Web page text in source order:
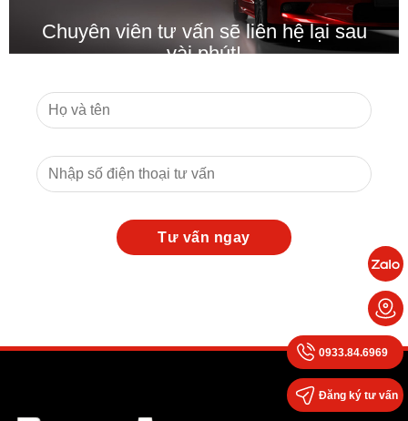
Chuyên viên tư vấn sẽ liên hệ lại sau
vài phút!
0933.84.6969
Đăng ký tư vấn